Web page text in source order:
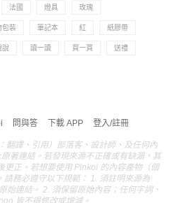
法國 燈具 玫瑰
包裝 筆記本 紅 紙膠帶
說 讀一讀 買一買 送禮
問與答 下載 APP 登入/註冊
翻譯、引用）部落客、設計師、及任何內
著連結。若發現來源不正確或有缺漏，其
更正。若想要使用 Pinkoi 的內容產物（個
請務必遵守以下規範： 1. 須註明來源為
始連結。 2. 須保留原始內容；任何字詞、
皆不得修改或增減。